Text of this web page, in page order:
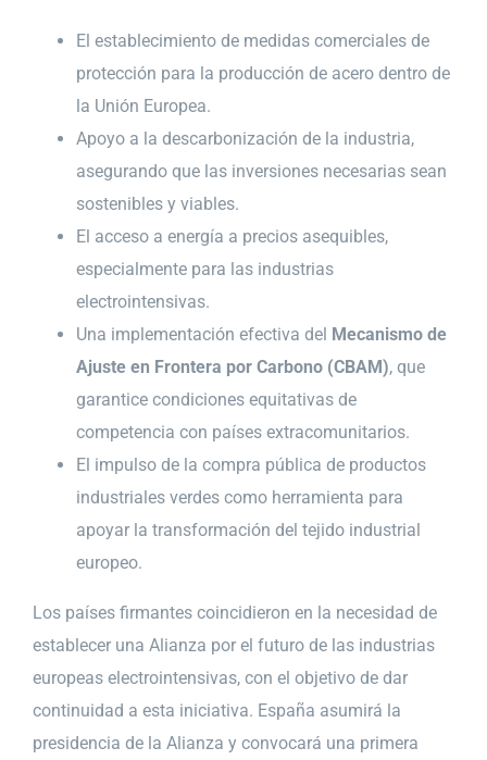
El establecimiento de medidas comerciales de
protección para la producción de acero dentro de
la Unión Europea.
Apoyo a la descarbonización de la industria,
asegurando que las inversiones necesarias sean
sostenibles y viables.
El acceso a energía a precios asequibles,
especialmente para las industrias
electrointensivas.
Una implementación efectiva del Mecanismo de
Ajuste en Frontera por Carbono (CBAM), que
garantice condiciones equitativas de
competencia con países extracomunitarios.
El impulso de la compra pública de productos
industriales verdes como herramienta para
apoyar la transformación del tejido industrial
europeo.
Los países firmantes coincidieron en la necesidad de
establecer una Alianza por el futuro de las industrias
europeas electrointensivas, con el objetivo de dar
continuidad a esta iniciativa. España asumirá la
presidencia de la Alianza y convocará una primera